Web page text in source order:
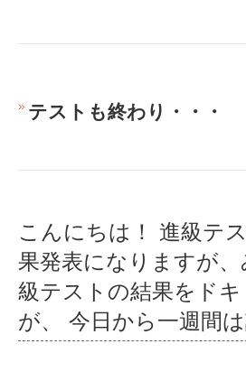
テストも終わり・・・
こんにちは！ 進級テ
果発表になりますが
級テストの結果をド
が、 今日から一週間